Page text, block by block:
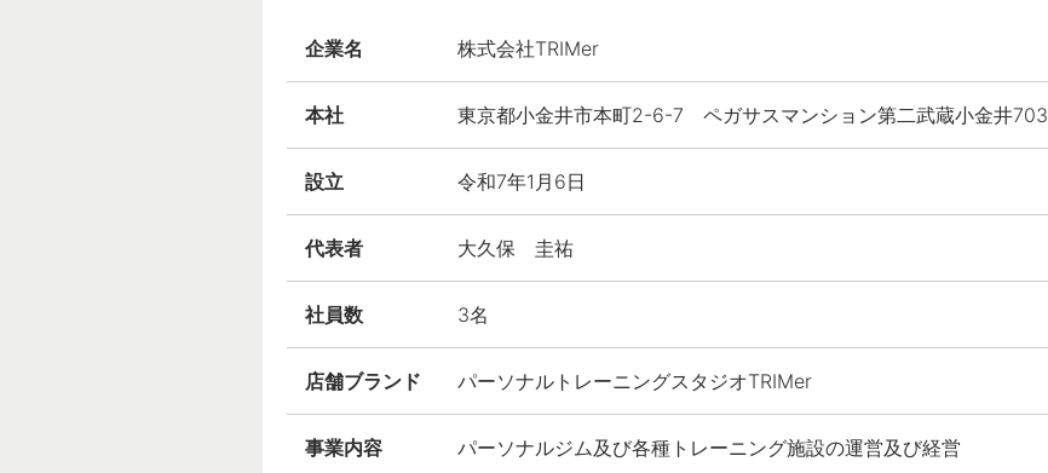
企業名 株式会社TRIMer
本社 東京都小金井市本町2-6-7 ペガサスマンション第二武蔵小金井703
設立 令和7年1月6日
代表者 大久保 圭祐
社員数 3名
店舗ブランド パーソナルトレーニングスタジオTRIMer
事業内容 パーソナルジム及び各種トレーニング施設の運営及び経営